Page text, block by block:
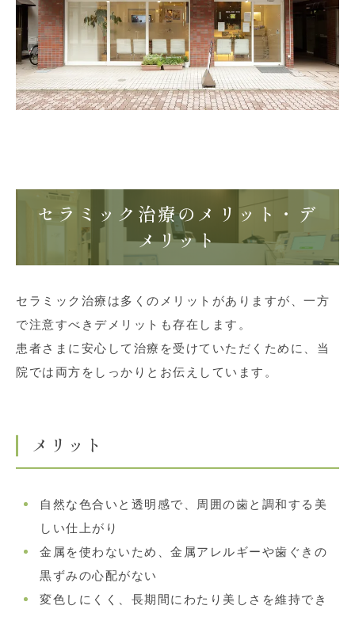
セラミック治療のメリット・デ
メリット
セラミック治療は多くのメリットがありますが、一方
で注意すべきデメリットも存在します。
患者さまに安心して治療を受けていただくために、当
院では両方をしっかりとお伝えしています。
メリット
自然な色合いと透明感で、周囲の歯と調和する美
しい仕上がり
金属を使わないため、金属アレルギーや歯ぐきの
黒ずみの心配がない
変色しにくく、長期間にわたり美しさを維持でき